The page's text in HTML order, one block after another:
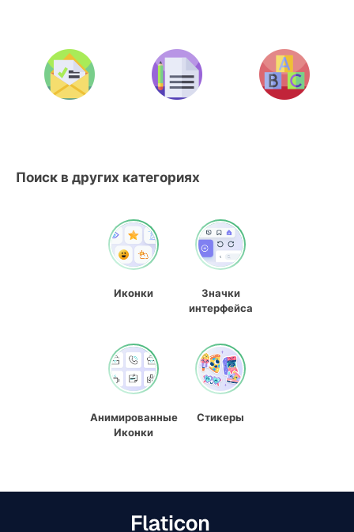
Поиск в других категориях
Иконки
Значки
интерфейса
Анимированные
Иконки
Стикеры